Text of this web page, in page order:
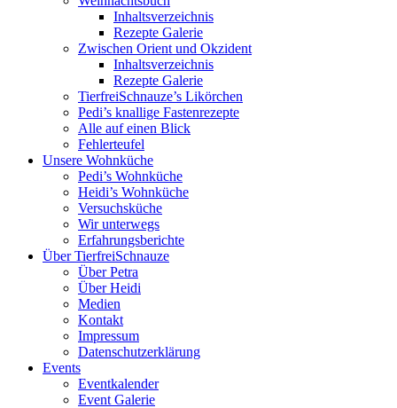
Inhaltsverzeichnis
Rezepte Galerie
Zwischen Orient und Okzident
Inhaltsverzeichnis
Rezepte Galerie
TierfreiSchnauze’s Likörchen
Pedi’s knallige Fastenrezepte
Alle auf einen Blick
Fehlerteufel
Unsere Wohnküche
Pedi’s Wohnküche
Heidi’s Wohnküche
Versuchsküche
Wir unterwegs
Erfahrungsberichte
Über TierfreiSchnauze
Über Petra
Über Heidi
Medien
Kontakt
Impressum
Datenschutzerklärung
Events
Eventkalender
Event Galerie